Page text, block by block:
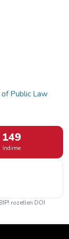
Public Law
149
İndirme
rozetleri DOI